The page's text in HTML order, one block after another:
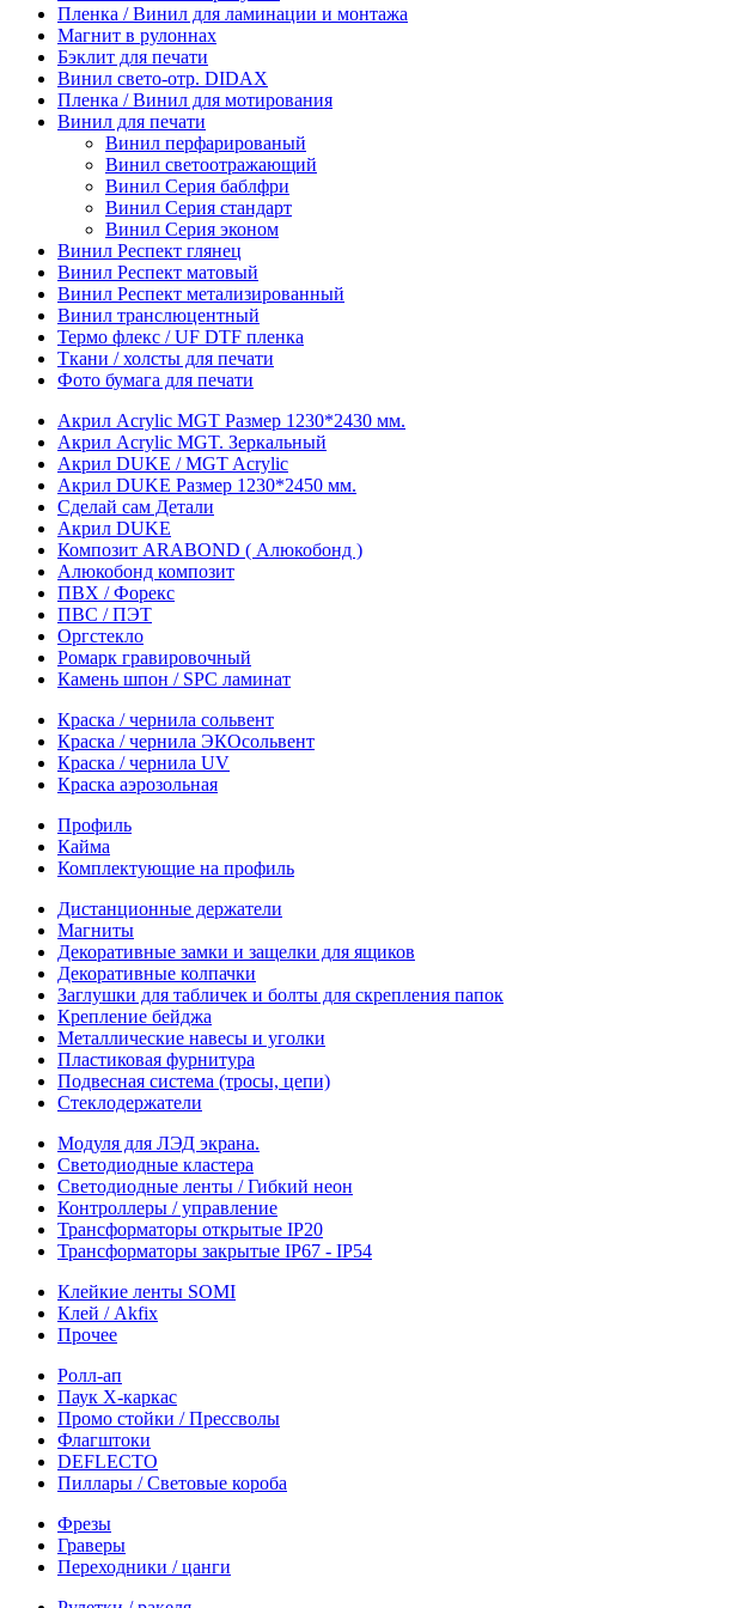
Пленка / Винил для ламинации и монтажа
Магнит в рулоннах
Бэклит для печати
Винил свето-отр. DIDAX
Пленка / Винил для мотирования
Винил для печати
Винил перфарированый
Винил светоотражающий
Винил Серия баблфри
Винил Серия стандарт
Винил Серия эконом
Винил Респект глянец
Винил Респект матовый
Винил Респект метализированный
Винил транслюцентный
Термо флекс / UF DTF пленка
Ткани / холсты для печати
Фото бумага для печати
Акрил Acrylic MGT Размер 1230*2430 мм.
Акрил Acrylic MGT. Зеркальный
Акрил DUKE / MGT Acrylic
Акрил DUKE Размер 1230*2450 мм.
Сделай сам Детали
Акрил DUKE
Композит ARABOND ( Алюкобонд )
Алюкобонд композит
ПВХ / Форекс
ПВС / ПЭТ
Оргстекло
Ромарк гравировочный
Камень шпон / SPC ламинат
Краска / чернила сольвент
Краска / чернила ЭКОсольвент
Краска / чернила UV
Краска аэрозольная
Профиль
Кайма
Комплектующие на профиль
Дистанционные держатели
Магниты
Декоративные замки и защелки для ящиков
Декоративные колпачки
Заглушки для табличек и болты для скрепления папок
Крепление бейджа
Металлические навесы и уголки
Пластиковая фурнитура
Подвесная система (тросы, цепи)
Стеклодержатели
Модуля для ЛЭД экрана.
Светодиодные кластера
Светодиодные ленты / Гибкий неон
Контроллеры / управление
Трансформаторы открытые IP20
Трансформаторы закрытые IP67 - IP54
Клейкие ленты SOMI
Клей / Akfix
Прочее
Ролл-ап
Паук X-каркас
Промо стойки / Прессволы
Флагштоки
DEFLECTO
Пиллары / Световые короба
Фрезы
Граверы
Переходники / цанги